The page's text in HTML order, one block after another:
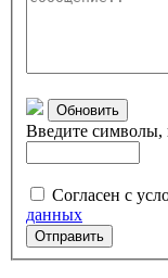
Обновить
Введите символы,
Согласен с
данных
Отправить